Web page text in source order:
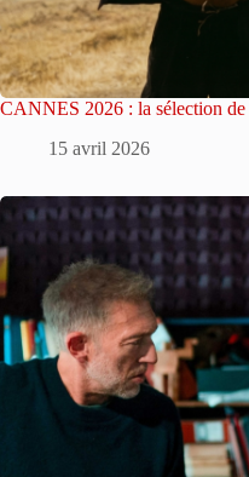
CANNES 2026 : la sélection
15 avril 2026